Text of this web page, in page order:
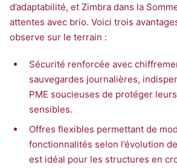
d’adaptabilité, et Zimbra dans la
attentes avec brio. Voici trois
observe sur le terrain :
Sécurité renforcée avec
sauvegardes journalières,
PME soucieuses de protéger
sensibles.
Offres flexibles permettant de
fonctionnalités selon l’évolution
est idéal pour les structures en